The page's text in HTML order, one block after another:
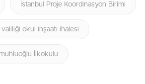
İstanbul Proje Koordinasyon Birimi
okul inşaatı ihalesi
İlkokulu